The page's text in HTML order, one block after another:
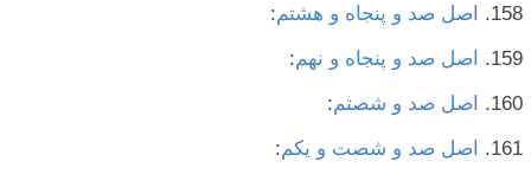
اصل صد و پنجاه و هشتم:
اصل صد و پنجاه و نهم:
اصل صد و شصتم:
اصل صد و شصت و یکم: